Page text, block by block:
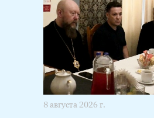
8 августа 2026 г.